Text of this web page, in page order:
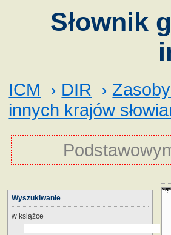
Słownik
ICM › DIR ›
innych krajów
Wyszukiwanie
w książce